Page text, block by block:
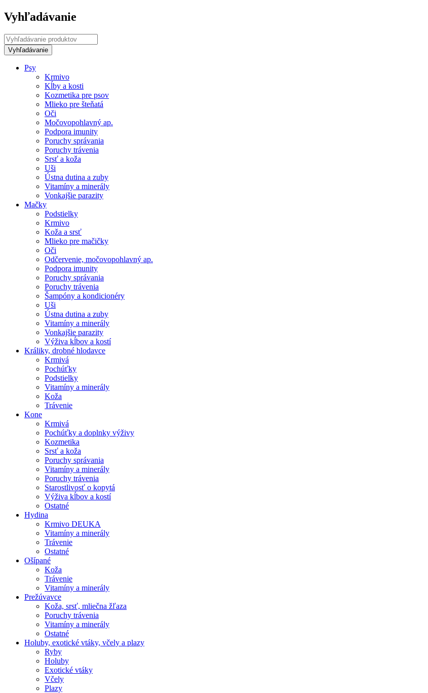
Vyhľadávanie
Psy
Krmivo
Kĺby a kosti
Kozmetika pre psov
Mlieko pre šteňatá
Oči
Močovopohlavný ap.
Podpora imunity
Poruchy správania
Poruchy trávenia
Srsť a koža
Uši
Ústna dutina a zuby
Vitamíny a minerály
Vonkajšie parazity
Mačky
Podstielky
Krmivo
Koža a srsť
Mlieko pre mačičky
Oči
Odčervenie, močovopohlavný ap.
Podpora imunity
Poruchy správania
Poruchy trávenia
Šampóny a kondicionéry
Uši
Ústna dutina a zuby
Vitamíny a minerály
Vonkajšie parazity
Výživa kĺbov a kostí
Králiky, drobné hlodavce
Krmivá
Pochúťky
Podstielky
Vitamíny a minerály
Koža
Trávenie
Kone
Krmivá
Pochúťky a doplnky výživy
Kozmetika
Srsť a koža
Poruchy správania
Vitamíny a minerály
Poruchy trávenia
Starostlivosť o kopytá
Výživa kĺbov a kostí
Ostatné
Hydina
Krmivo DEUKA
Vitamíny a minerály
Trávenie
Ostatné
Ošípané
Koža
Trávenie
Vitamíny a minerály
Prežúvavce
Koža, srsť, mliečna žľaza
Poruchy trávenia
Vitamíny a minerály
Ostatné
Holuby, exotické vtáky, včely a plazy
Ryby
Holuby
Exotické vtáky
Včely
Plazy